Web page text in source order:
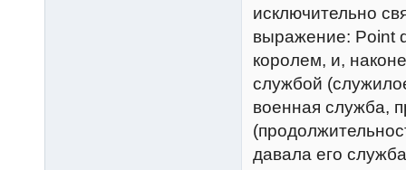
исключительно
выражение: Point
королем, и,
службой
военная служба,
давала его